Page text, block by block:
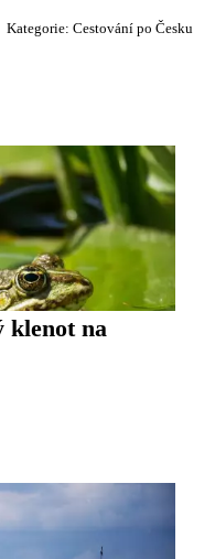
Kategorie: Cestování po Česku
klenot na